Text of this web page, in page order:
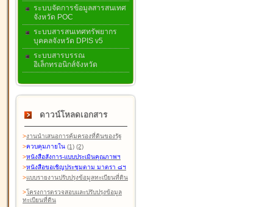
ระบบจัดการข้อมูลสารสนเทศ
จังหวัด POC
ระบบสารสนเทศทรัพยากร
บุคคลจังหวัด DPIS v5
ระบบสารบรรณ
อิเล็กทรอนิกส์จังหวัด
ดาวน์โหลดเอกสาร
>งานนำเสนอการคุ้มครองที่ดินของรัฐ
>ควบคุมภายใน (1) (2)
>หนังสือสังการ-แบบประเมินคุณภาพฯ
>หนังสือขอเชิญประชุมตาม มาตรา ๘ฯ
>แบบรายงานปรับปรุงข้อมูลทะเบียนที่ดิน
>โครงการตรวจสอบและปรับปรุงข้อมูล
ทะเบียนที่ดิน